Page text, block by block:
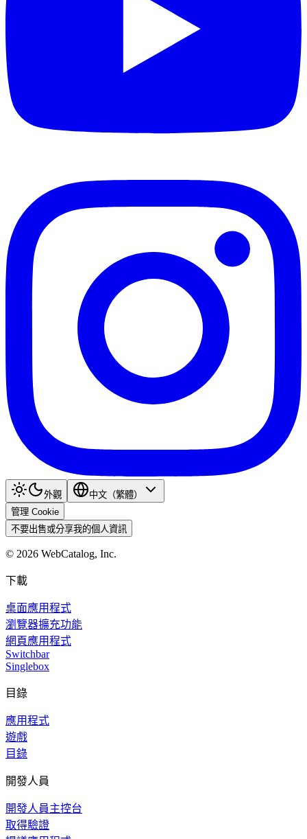
外觀
中文（繁體）
管理 Cookie
不要出售或分享我的個人資訊
© 2026 WebCatalog, Inc.
下載
桌面應用程式
瀏覽器擴充功能
網頁應用程式
Switchbar
Singlebox
目錄
應用程式
遊戲
目錄
開發人員
開發人員主控台
取得驗證